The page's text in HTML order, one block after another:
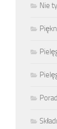
Nie